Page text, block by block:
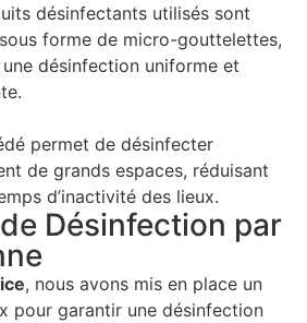
désinfectants utilisés sont
forme de micro-gouttelettes,
désinfection uniforme et
permet de désinfecter
de grands espaces, réduisant
d’inactivité des lieux.
Désinfection par
, nous avons mis en place un
pour garantir une désinfection